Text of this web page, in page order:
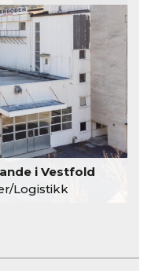
i Vestfold
Logistikk